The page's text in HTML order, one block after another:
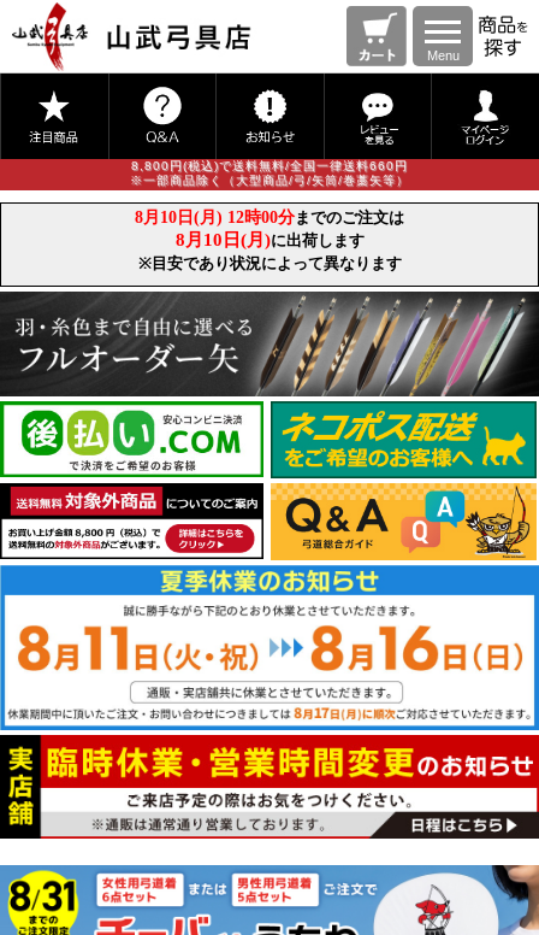
Menu
8,800円(税込)で送料無料/全国一律送料660円
※一部商品除く（大型商品/弓/矢筒/巻藁矢等）